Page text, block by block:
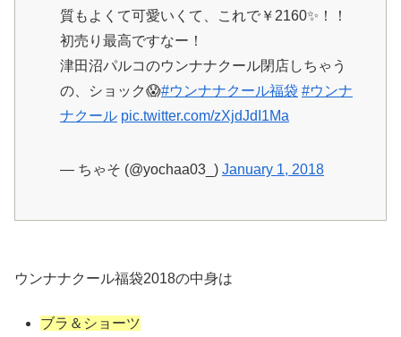
質もよくて可愛いくて、これで￥2160✨！！
初売り最高ですなー！
津田沼パルコのウンナナクール閉店しちゃう
の、ショック😱#ウンナナクール福袋 #ウンナ
ナクール pic.twitter.com/zXjdJdI1Ma
— ちゃそ (@yochaa03_) January 1, 2018
ウンナナクール福袋2018の中身は
ブラ＆ショーツ